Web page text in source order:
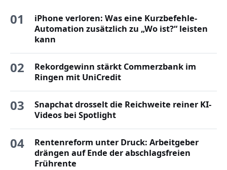
01
iPhone verloren: Was eine Kurzbefehle-
Automation zusätzlich zu „Wo ist?“ leisten
kann
02
Rekordgewinn stärkt Commerzbank im
Ringen mit UniCredit
03
Snapchat drosselt die Reichweite reiner KI-
Videos bei Spotlight
04
Rentenreform unter Druck: Arbeitgeber
drängen auf Ende der abschlagsfreien
Frührente